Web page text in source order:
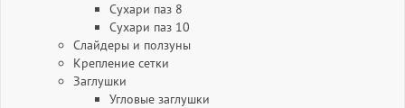
Сухари паз 8
Сухари паз 10
Слайдеры и ползуны
Крепление сетки
Заглушки
Угловые заглушки